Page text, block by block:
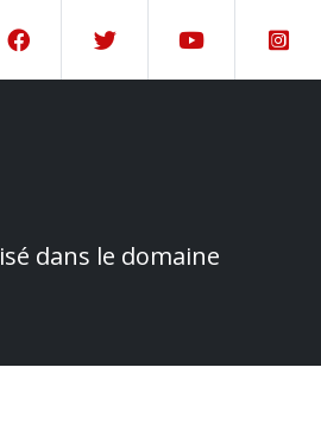
dans le domaine